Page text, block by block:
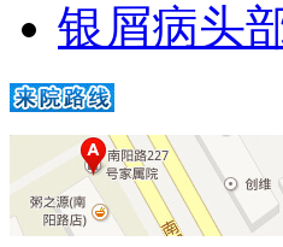
银屑病头